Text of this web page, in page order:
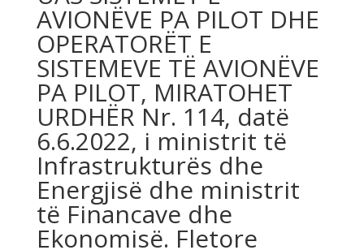
AVIONËVE PA PILOT DHE
OPERATORËT E
SISTEMEVE TË AVIONËVE
PA PILOT, MIRATOHET
URDHËR Nr. 114, datë
6.6.2022, i ministrit të
Infrastrukturës dhe
Energjisë dhe ministrit
të Financave dhe
Ekonomisë. Fletore